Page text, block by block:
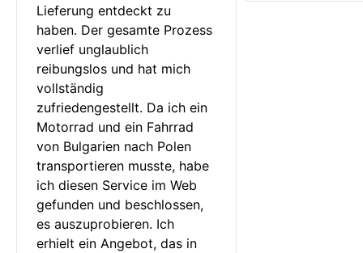
Lieferung entdeckt zu
haben. Der gesamte Prozess
verlief unglaublich
reibungslos und hat mich
vollständig
zufriedengestellt. Da ich ein
Motorrad und ein Fahrrad
von Bulgarien nach Polen
transportieren musste, habe
ich diesen Service im Web
gefunden und beschlossen,
es auszuprobieren. Ich
erhielt ein Angebot, das in